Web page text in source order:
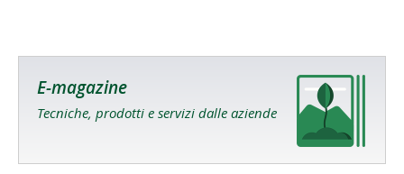
E-magazine
Tecniche, prodotti e servizi dalle aziende